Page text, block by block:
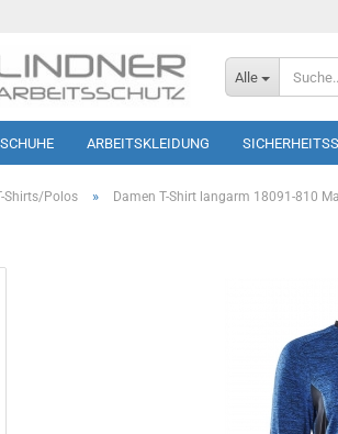
Alle
ARBEITSKLEIDUNG
HAUTSCHUTZ T-SHIRTS/POLOS
Shirts/Polos » Damen T-Shirt langarm 18091-810